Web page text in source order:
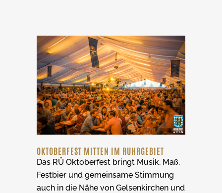
OKTOBERFEST MITTEN IM RUHRGEBIET
Das RÜ Oktoberfest bringt Musik, Maß,
Festbier und gemeinsame Stimmung
auch in die Nähe von Gelsenkirchen und